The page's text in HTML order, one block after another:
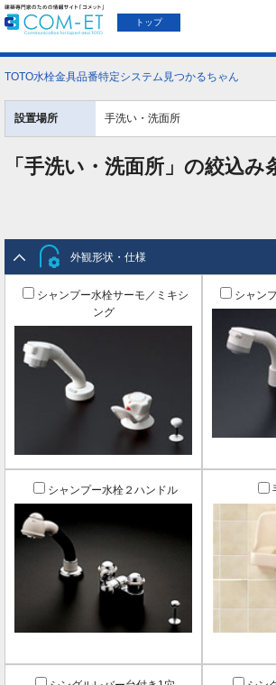
トップ
TOTO水栓金具品番特定システム見つかるちゃん
設置場所 手洗い・洗面所
「手洗い・洗面所」の絞込み
外観形状・仕様
シャンプー水栓サーモ／ミキシ
ング
シャン
シャンプー水栓２ハンドル